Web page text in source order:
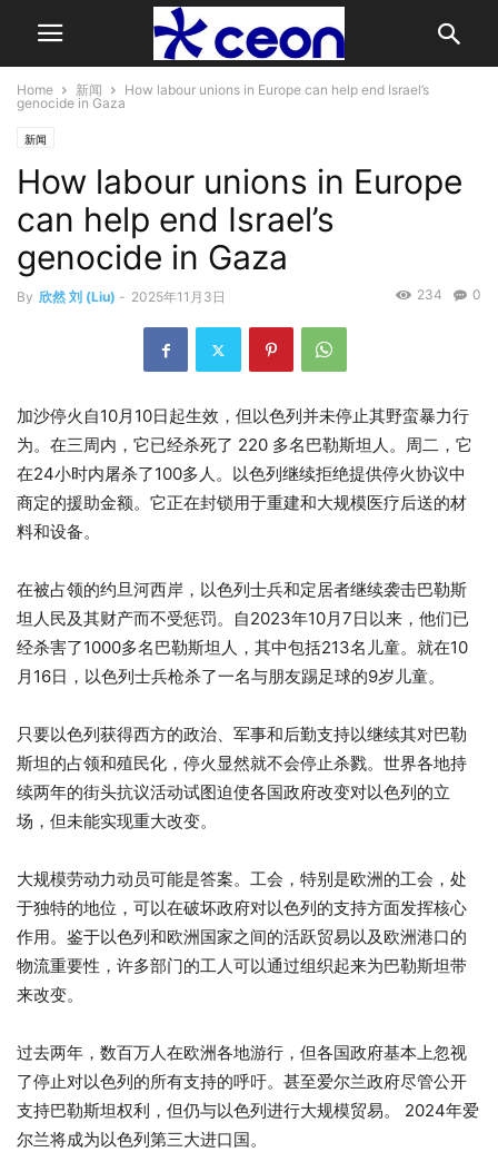
Home 新闻
How labour unions in Europe can help end Israel’s
genocide in Gaza
新闻
How labour unions in Europe
can help end Israel’s
genocide in Gaza
By 欣然 刘 (Liu) - 2025年11月3日 0
234
加沙停火自10月10日起生效，但以色列并未停止其野蛮暴力行
为。在三周内，它已经杀死了 220 多名巴勒斯坦人。周二，它
在24小时内屠杀了100多人。以色列继续拒绝提供停火协议中
商定的援助金额。它正在封锁用于重建和大规模医疗后送的材
料和设备。
在被占领的约旦河西岸，以色列士兵和定居者继续袭击巴勒斯
坦人民及其财产而不受惩罚。自2023年10月7日以来，他们已
经杀害了1000多名巴勒斯坦人，其中包括213名儿童。就在10
月16日，以色列士兵枪杀了一名与朋友踢足球的9岁儿童。
只要以色列获得西方的政治、军事和后勤支持以继续其对巴勒
斯坦的占领和殖民化，停火显然就不会停止杀戮。世界各地持
续两年的街头抗议活动试图迫使各国政府改变对以色列的立
场，但未能实现重大改变。
大规模劳动力动员可能是答案。工会，特别是欧洲的工会，处
于独特的地位，可以在破坏政府对以色列的支持方面发挥核心
作用。鉴于以色列和欧洲国家之间的活跃贸易以及欧洲港口的
物流重要性，许多部门的工人可以通过组织起来为巴勒斯坦带
来改变。
过去两年，数百万人在欧洲各地游行，但各国政府基本上忽视
了停止对以色列的所有支持的呼吁。甚至爱尔兰政府尽管公开
支持巴勒斯坦权利，但仍与以色列进行大规模贸易。 2024年爱
尔兰将成为以色列第三大进口国。